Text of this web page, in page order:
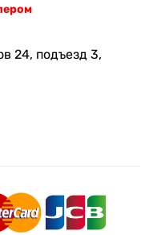
24, подъезд 3,